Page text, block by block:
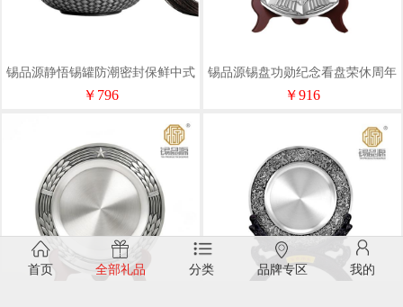
锡品源静悟锡罐防潮密封保鲜中式
创意手工纯锡茶叶罐储茶罐可定制
￥796
锡品源锡盘功勋纪念看盘荣休周年
校庆商务奖杯摆件荣誉支持定制
￥916
首页 全部礼品 分类 品牌专区 我的